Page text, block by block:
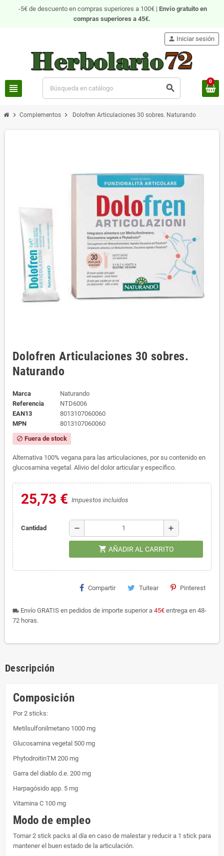
-5€ de descuento en compras superiores a 100€ | Envío gratuito en
compras superiores a 45€.
view_headline search
person Iniciar sesión
0
chevron_right Complementos chevron_right Dolofren Articulaciones 30 sobres. Naturando
Dolofren Articulaciones 30 sobres.
Naturando
Marca
Naturando
Referencia
NTD6006
EAN13
8013107060060
MPN
8013107060060
block Fuera de stock
Alternativa 100% vegana para las articulaciones, por su contenido en
glucosamina vegetal. Alivio del dolor articular y específico.
25,73 € Impuestos incluidos
Cantidad remove add
shopping_cart AÑADIR AL CARRITO
Compartir Tuitear Pinterest
local_shipping Envío GRATIS en pedidos de importe superior a 45€ entrega en 48-
72 horas.
Descripción
Composición
Por 2 sticks:
Metilsulfonilmetano 1000 mg
Glucosamina vegetal 500 mg
PhytodroitinTM 200 mg
Garra del diablo d.e. 200 mg
Harpagósido app. 5 mg
Vitamina C 100 mg
Modo de empleo
Tomar 2 stick packs al día en caso de malestar y reducir a 1 stick para
mantener el buen estado de la articulación.